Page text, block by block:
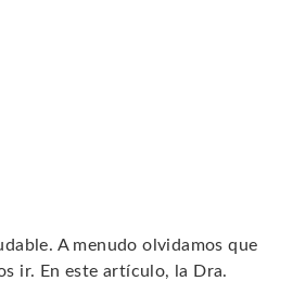
A menudo olvidamos que
ir. En este artículo, la Dra.